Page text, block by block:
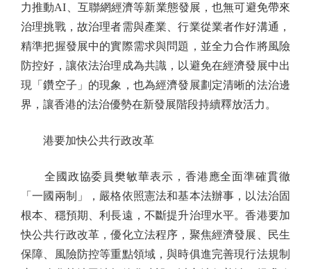
力推動AI、互聯網經濟等新業態發展，也無可避免帶來
治理挑戰，故治理者需與產業、行業從業者作好溝通，
精準把握發展中的實際需求與問題，並全力合作將風險
防控好，讓依法治理成為共識，以避免在經濟發展中出
現「鑽空子」的現象，也為經濟發展劃定清晰的法治邊
界，讓香港的法治優勢在新發展階段持續釋放活力。
港要加快公共行政改革
全國政協委員樊敏華表示，香港應全面準確貫徹
「一國兩制」，嚴格依照憲法和基本法辦事，以法治固
根本、穩預期、利長遠，不斷提升治理水平。香港要加
快公共行政改革，優化立法程序，聚焦經濟發展、民生
保障、風險防控等重點領域，與時俱進完善現行法規制